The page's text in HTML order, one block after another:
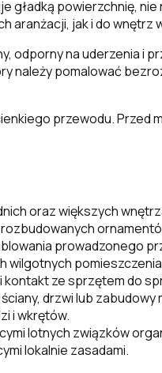
gładką powierzchnię,
aranżacji, jak i do wnętrz
odporny na uderzenia i
należy pomalować
przewodu. Przed
oraz większych
prowadzonego
wilgotnych
kontakt ze sprzętem do
drzwi lub zabudowy
i wkrętów.
lotnych związków
lokalnie zasadami.